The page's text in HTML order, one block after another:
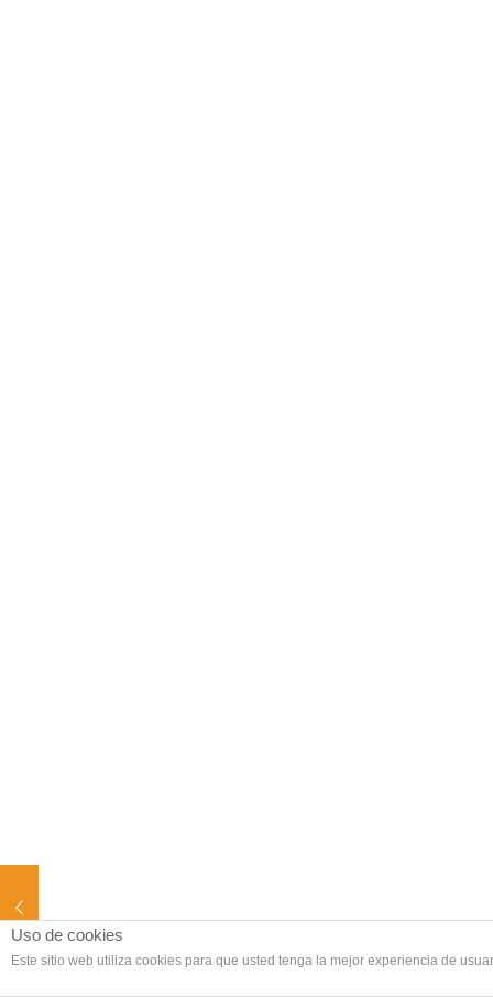
Uso de cookies
Este sitio web utiliza cookies para que usted tenga la mejor experiencia de